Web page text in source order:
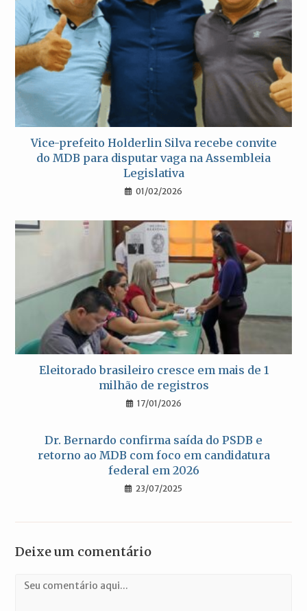
Vice-prefeito Holderlin Silva recebe convite
do MDB para disputar vaga na Assembleia
Legislativa
01/02/2026
Eleitorado brasileiro cresce em mais de 1
milhão de registros
17/01/2026
Dr. Bernardo confirma saída do PSDB e
retorno ao MDB com foco em candidatura
federal em 2026
23/07/2025
Deixe um comentário
Comentário